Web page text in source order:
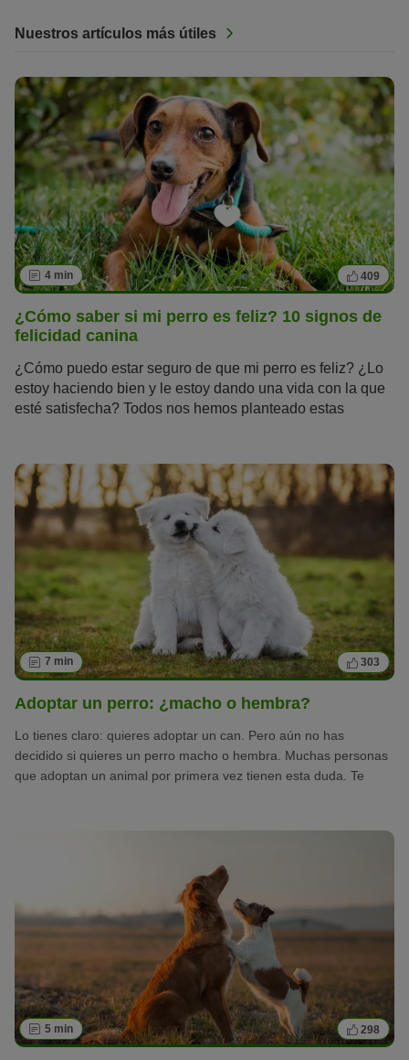
Nuestros artículos más útiles
4 min 409
¿Cómo saber si mi perro es feliz? 10 signos de
felicidad canina
¿Cómo puedo estar seguro de que mi perro es feliz? ¿Lo
estoy haciendo bien y le estoy dando una vida con la que
esté satisfecha? Todos nos hemos planteado estas
7 min 303
Adoptar un perro: ¿macho o hembra?
Lo tienes claro: quieres adoptar un can. Pero aún no has
decidido si quieres un perro macho o hembra. Muchas personas
que adoptan un animal por primera vez tienen esta duda. Te
5 min 298